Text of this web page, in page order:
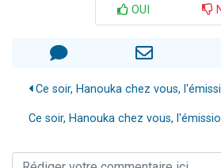
OUI
Ce soir, Hanouka chez vous,
Ce soir, Hanouka chez vous,